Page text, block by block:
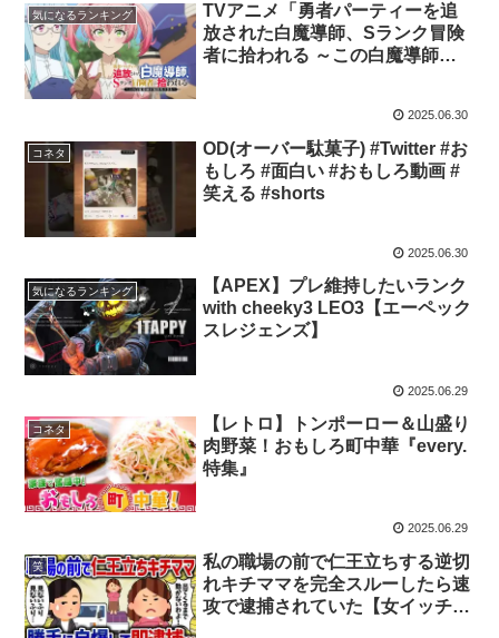
気になるランキング
TVアニメ「勇者パーティーを追
放された白魔導師、Sランク冒険
者に拾われる ～この白魔導師が
2025.06.30
コネタ
OD(オーバー駄菓子) #Twitter #お
もしろ #面白い #おもしろ動画 #
笑える #shorts
2025.06.30
気になるランキング
【APEX】プレ維持したいランク
with cheeky3 LEO3【エーペック
スレジェンズ】
2025.06.29
コネタ
【レトロ】トンポーロー＆山盛り
肉野菜！おもしろ町中華『every.
特集』
2025.06.29
笑
私の職場の前で仁王立ちする逆切
れキチママを完全スルーしたら速
攻で逮捕されていた【女イッチの